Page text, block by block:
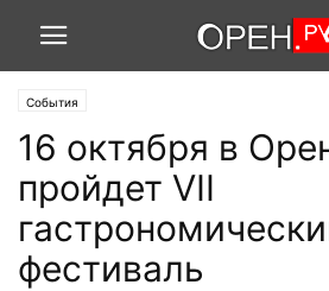
События
16 октября в
пройдет VII
фестиваль